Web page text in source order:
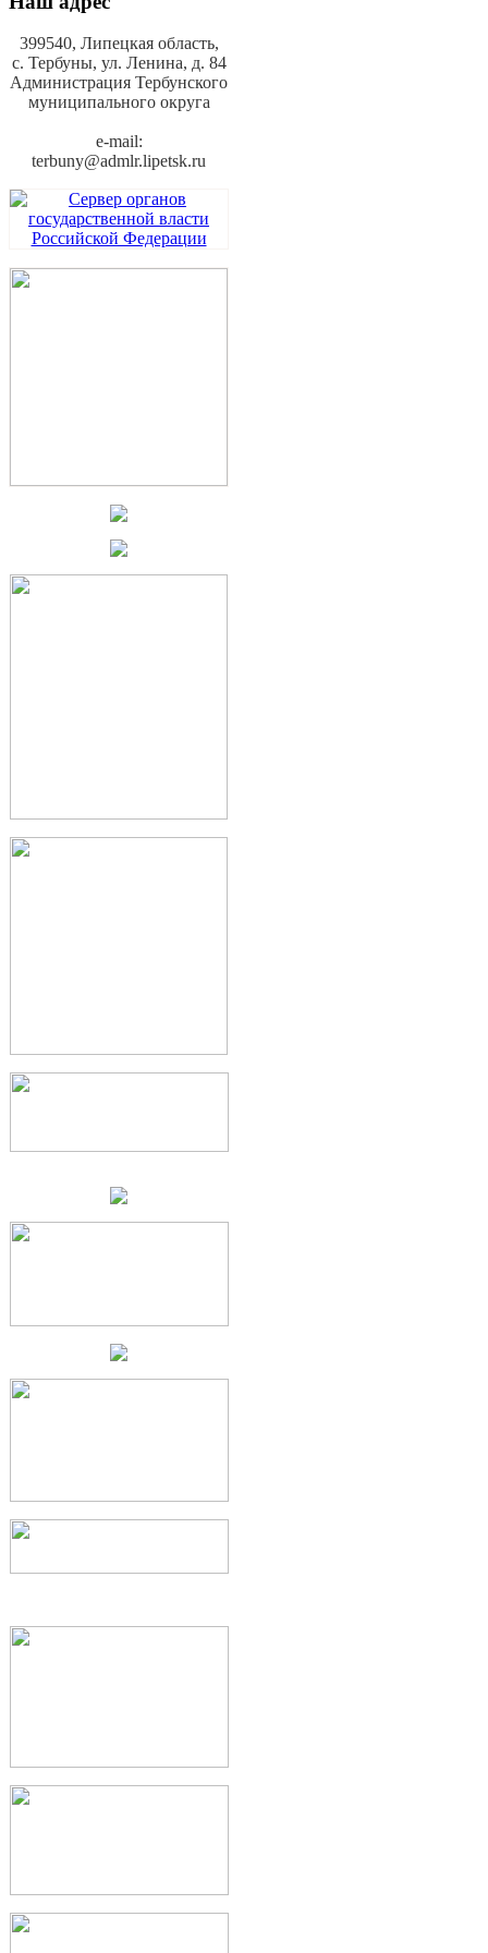
399540, Липецкая область,
с. Тербуны, ул. Ленина, д. 84
Администрация Тербунского
муниципального округа
e-mail:
terbuny@admlr.lipetsk.ru